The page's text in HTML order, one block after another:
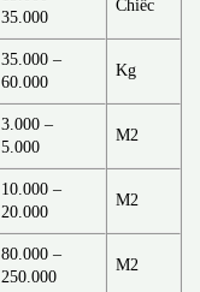
35.000
Chiếc
35.000 –
60.000
Kg
3.000 –
5.000
M2
10.000 –
20.000
M2
80.000 –
250.000
M2